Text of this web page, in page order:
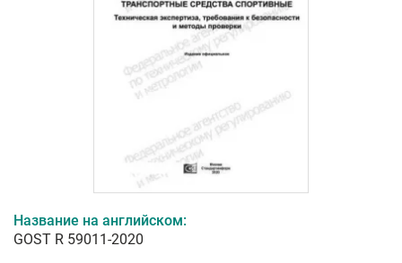
Название на английском:
GOST R 59011-2020